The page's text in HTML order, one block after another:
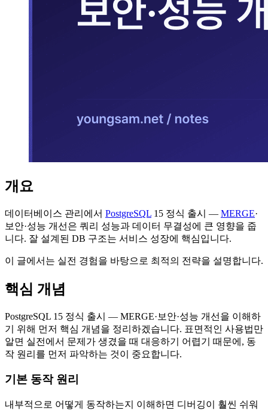
개요
데이터베이스 관리에서 PostgreSQL 15 정식 출시 — MERGE·
보안·성능 개선은 쿼리 성능과 데이터 무결성에 큰 영향을 줍
니다. 잘 설계된 DB 구조는 서비스 성장에 핵심입니다.
이 글에서는 실전 경험을 바탕으로 최적의 전략을 설명합니다.
핵심 개념
PostgreSQL 15 정식 출시 — MERGE·보안·성능 개선을 이해하
기 위해 먼저 핵심 개념을 정리하겠습니다. 표면적인 사용법만
알면 실전에서 문제가 생겼을 때 대응하기 어렵기 때문에, 동
작 원리를 먼저 파악하는 것이 중요합니다.
기본 동작 원리
내부적으로 어떻게 동작하는지 이해하면 디버깅이 훨씬 쉬워